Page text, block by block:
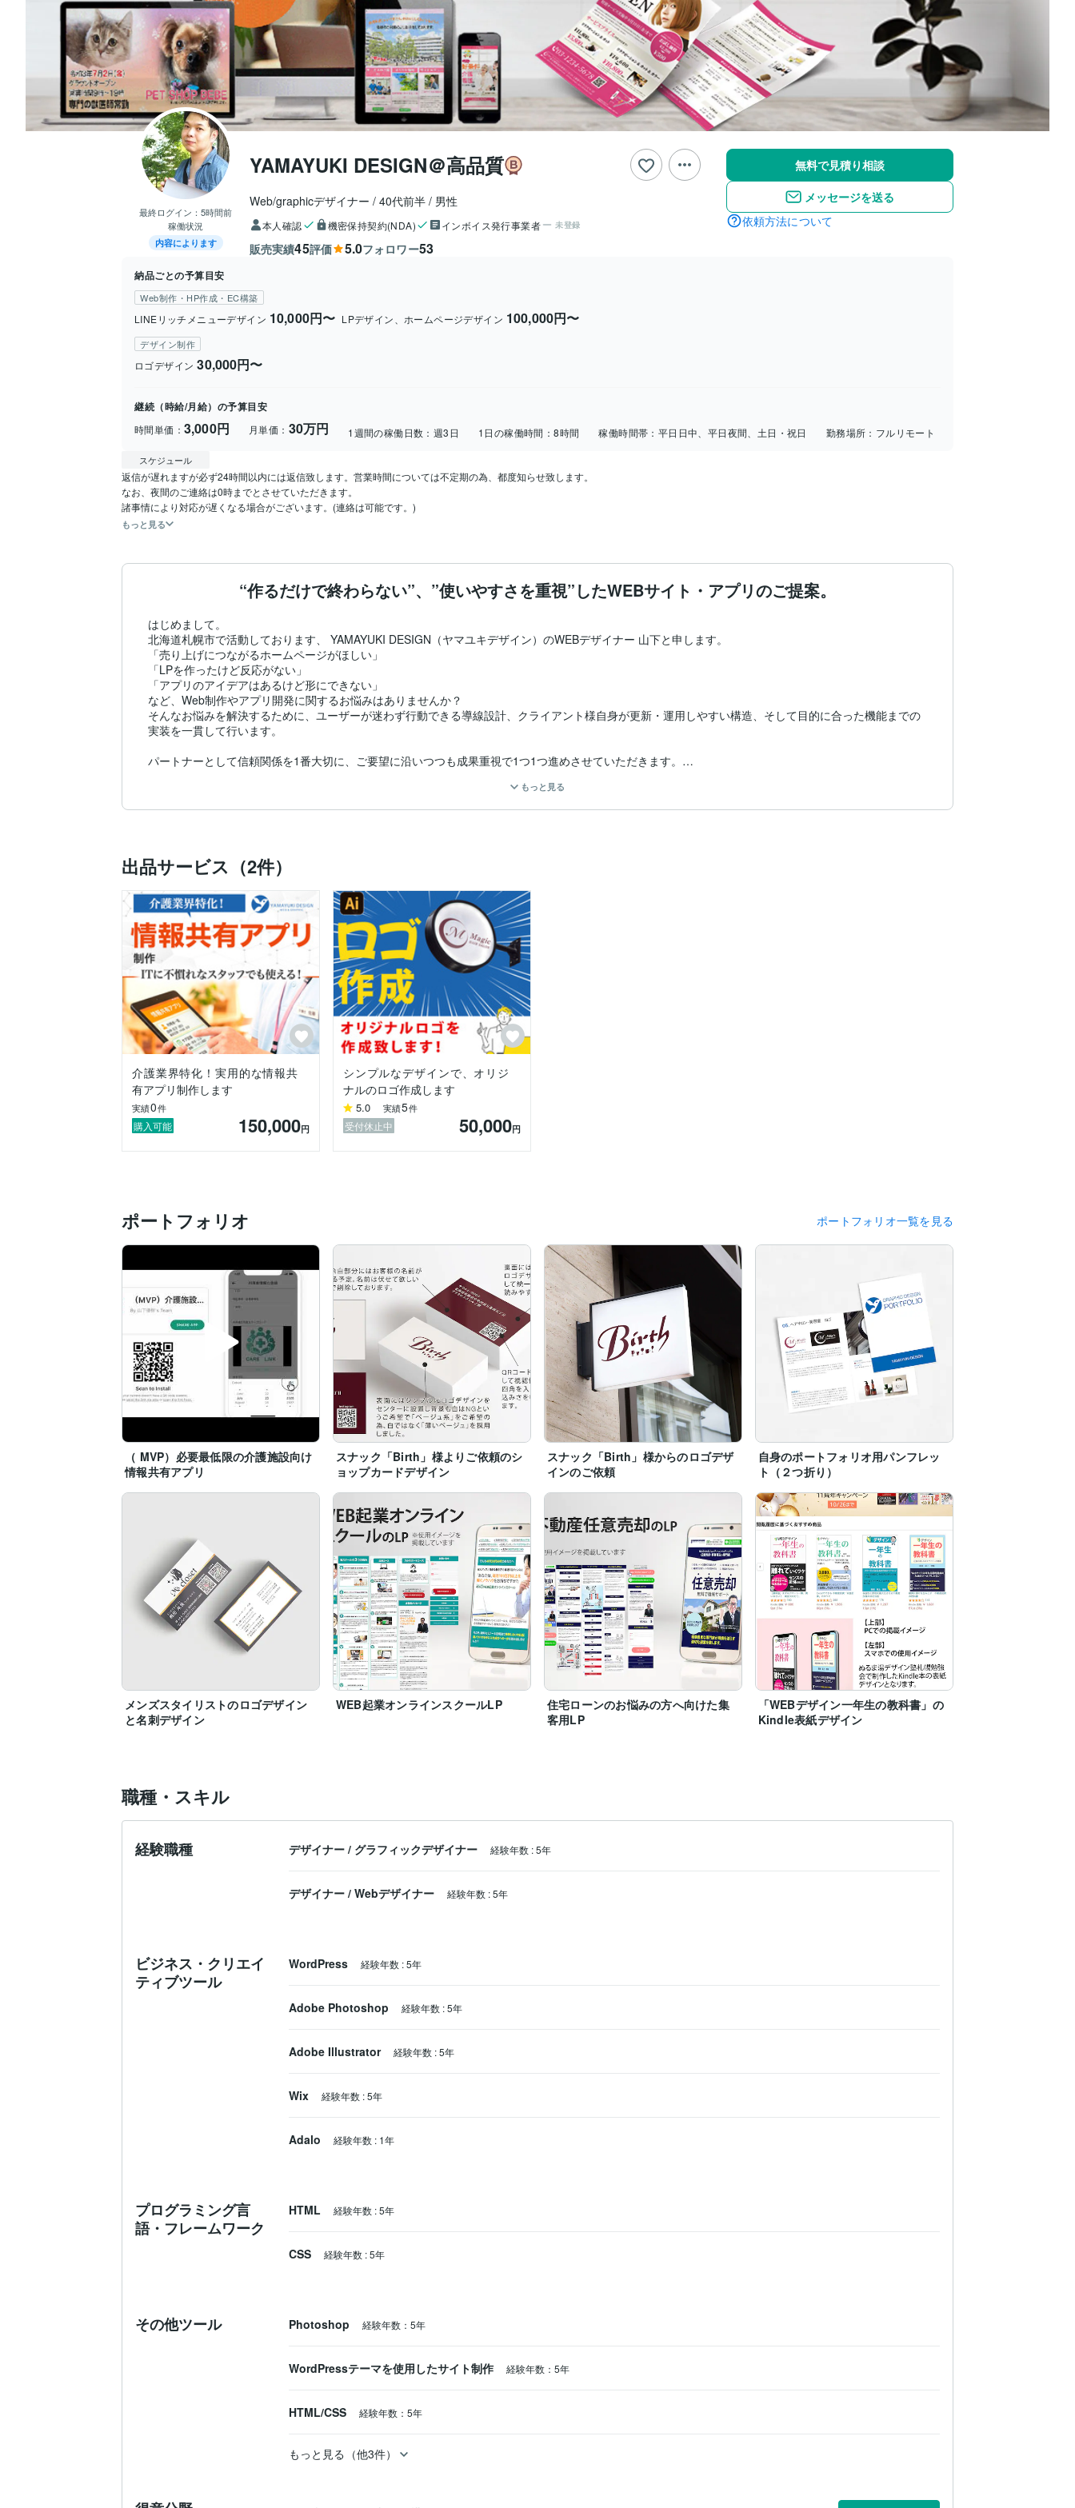
最終ログイン： 5時間前
稼働状況
内容によります
YAMAYUKI DESIGN＠高品質
Web/graphicデザイナー 40代前半 男性
本人確認 機密保持契約(NDA) インボイス発行事業者 未登録
販売実績45評価 5.0フォロワー53
無料で見積り相談
メッセージを送る
依頼方法について
納品ごとの予算目安
Web制作・HP作成・EC構築
LINEリッチメニューデザイン 10,000円〜 LPデザイン、ホームページデザイン 100,000円〜
デザイン制作
ロゴデザイン 30,000円〜
継続（時給/月給）の予算目安
時間単価： 3,000円 月単価： 30万円 1週間の稼働日数： 週3日 1日の稼働時間：8時間 稼働時間帯： 平日日中、平日夜間、土日・祝日 勤務場所： フルリモート
スケジュール
返信が遅れますが必ず24時間以内には返信致します。営業時間については不定期の為、都度知らせ致します。
なお、夜間のご連絡は0時までとさせていただきます。
諸事情により対応が遅くなる場合がございます。(連絡は可能です。)
もっと見る
“作るだけで終わらない”、”使いやすさを重視”したWEBサイト・アプリのご提案。
はじめまして。
北海道札幌市で活動しております、 YAMAYUKI DESIGN（ヤマユキデザイン）のWEBデザイナー 山下と申します。
「売り上げにつながるホームページがほしい」
「LPを作ったけど反応がない」
「アプリのアイデアはあるけど形にできない」
など、Web制作やアプリ開発に関するお悩みはありませんか？
そんなお悩みを解決するために、ユーザーが迷わず行動できる導線設計、クライアント様自身が更新・運用しやすい構造、そして目的に合った機能までの
実装を一貫して行います。
パートナーとして信頼関係を1番大切に、ご要望に沿いつつも成果重視で1つ1つ進めさせていただきます。
「公開後の運用や扱いが不安」
・建設業界
専門性の高い内容でも、
わかりやすく伝える設計・デザインを得意としております。
■ 受付中の業務
・ホームページ制作（解析、改善込み）
・LP制作（解析、改善込み）
・ノーコードアプリ開発（Adalo）
・ヒートマップ解析（Microsoft clarity）
-------------
■ 制作スタイル
・構成設計〜デザイン〜実装まで一貫対応
・「見た目」だけでなく使いやすさ・分かりやすさを重視
・公開後の運用を見据えた設計
パートナーとして長く伴走することを前提に関わらせていただきます。
■ 強み
私は一般的な「デザインのみ」の制作だけでなく、WEBデザイン × AI × ノーコードアプリ（Adalo）を掛け合わせたご提案が可能です。
・デザインだけでなく構成・導線を意識した設計
・ノーコードでアプリまで対応（短期間）
・AI活用によるスピードと品質の両立
■ 使用ツール
・Photoshop
・Illustrator
・ヒートマップツール
・figma
・WordPress
・wix
■ 制作実績
ポートフォリオよりご覧いただけます
⸻
ご不明点やご相談など、どんな段階でも問題ございません。
まずはお気軽にメッセージいただけますと幸いです。
■ 得意ジャンル
・男性、女性ターゲット向けデザイン
・シンプルカッチリ系デザイン
不動産、建設業、スナック、スタイリスト、
エステサロン等からご支持を頂いております。
シンプルなデザインから、個性を全面に押し出したデザインまで、その事業者様に沿って完全オーダーメイドでご提案いたします。
もっと見る
出品サービス（2件）
介護業界特化！実用的な情報共
有アプリ制作します
実績0件
購入可能 150,000円
シンプルなデザインで、オリジ
ナルのロゴ作成します
5.0 実績5件
受付休止中 50,000円
ポートフォリオ ポートフォリオ一覧を見る
（ MVP）必要最低限の介護施設向け
情報共有アプリ
スナック「Birth」様よりご依頼のシ
ョップカードデザイン
スナック「Birth」様からのロゴデザ
インのご依頼
自身のポートフォリオ用パンフレッ
ト（２つ折り）
メンズスタイリストのロゴデザイン
と名刺デザイン
WEB起業オンラインスクールLP
住宅ローンのお悩みの方へ向けた集
客用LP
「WEBデザイン一年生の教科書」の
Kindle表紙デザイン
職種・スキル
経験職種 デザイナー / グラフィックデザイナー 経験年数 :5年
デザイナー / Webデザイナー 経験年数 :5年
ビジネス・クリエイ
ティブツール
WordPress 経験年数 :5年
Adobe Photoshop 経験年数 :5年
Adobe Illustrator 経験年数 :5年
Wix 経験年数 :5年
Adalo 経験年数 : 1年
プログラミング言
語・フレームワーク
HTML 経験年数 :5年
CSS 経験年数 :5年
その他ツール Photoshop 経験年数：5年
WordPressテーマを使用したサイト制作 経験年数：5年
HTML/CSS 経験年数：5年
もっと見る（他3件）